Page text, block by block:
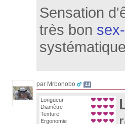
Sensation
très bon
par Mrbonobo 44
Longueur
Diamètre
Texture
Ergonomie